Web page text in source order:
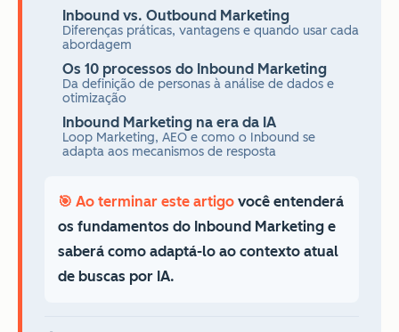
Inbound vs. Outbound Marketing
Diferenças práticas, vantagens e quando usar cada
abordagem
Os 10 processos do Inbound Marketing
Da definição de personas à análise de dados e
otimização
Inbound Marketing na era da IA
Loop Marketing, AEO e como o Inbound se
adapta aos mecanismos de resposta
🎯 Ao terminar este artigo você entenderá
os fundamentos do Inbound Marketing e
saberá como adaptá-lo ao contexto atual
de buscas por IA.